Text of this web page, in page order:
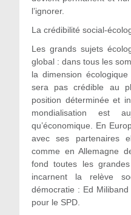
l’ignorer.
La crédibilité social-
Les grands sujets
global : dans tous les
la dimension
sera pas crédible au
position déterminée et
mondialisation est
qu’économique. En
avec ses partenaires
comme en Allemagne
fond toutes les
incarnent la relève
démocratie : Ed
pour le SPD.